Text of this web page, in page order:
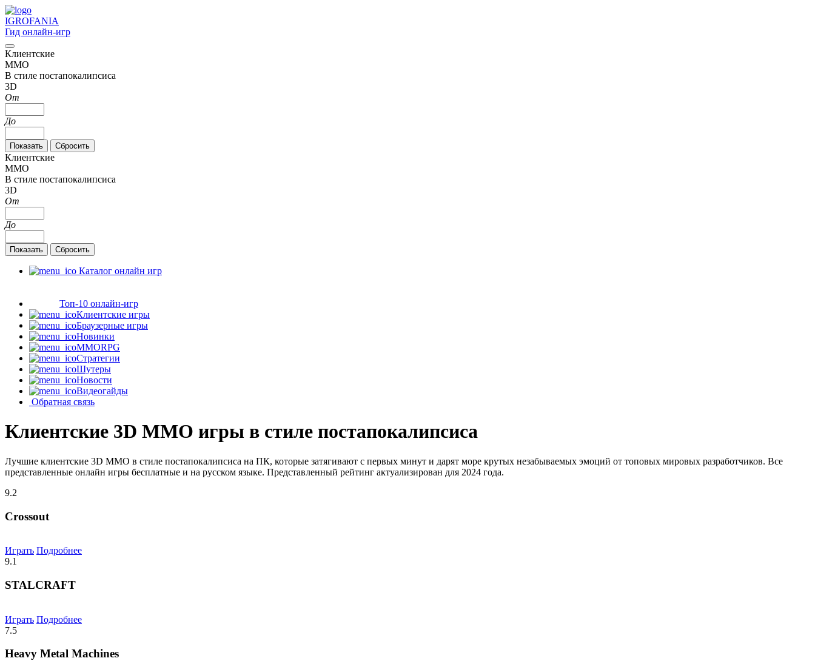
IGROFANIA
Гид онлайн-игр
Клиентские
MMO
В стиле постапокалипсиса
3D
От
До
Клиентские
MMO
В стиле постапокалипсиса
3D
От
До
Каталог онлайн игр
Топ-10 онлайн-игр
Клиентские игры
Браузерные игры
Новинки
MMORPG
Стратегии
Шутеры
Новости
Видеогайды
Обратная связь
Клиентские 3D MMO игры в стиле постапокалипсиса
Лучшие клиентские 3D MMO в стиле постапокалипсиса на ПК, которые затягивают с первых минут и дарят море крутых незабываемых эмоций от топовых мировых разработчиков. Все
представленные онлайн игры бесплатные и на русском языке. Представленный рейтинг актуализирован для 2024 года.
9.2
Crossout
Играть Подробнее
9.1
STALCRAFT
Играть Подробнее
7.5
Heavy Metal Machines